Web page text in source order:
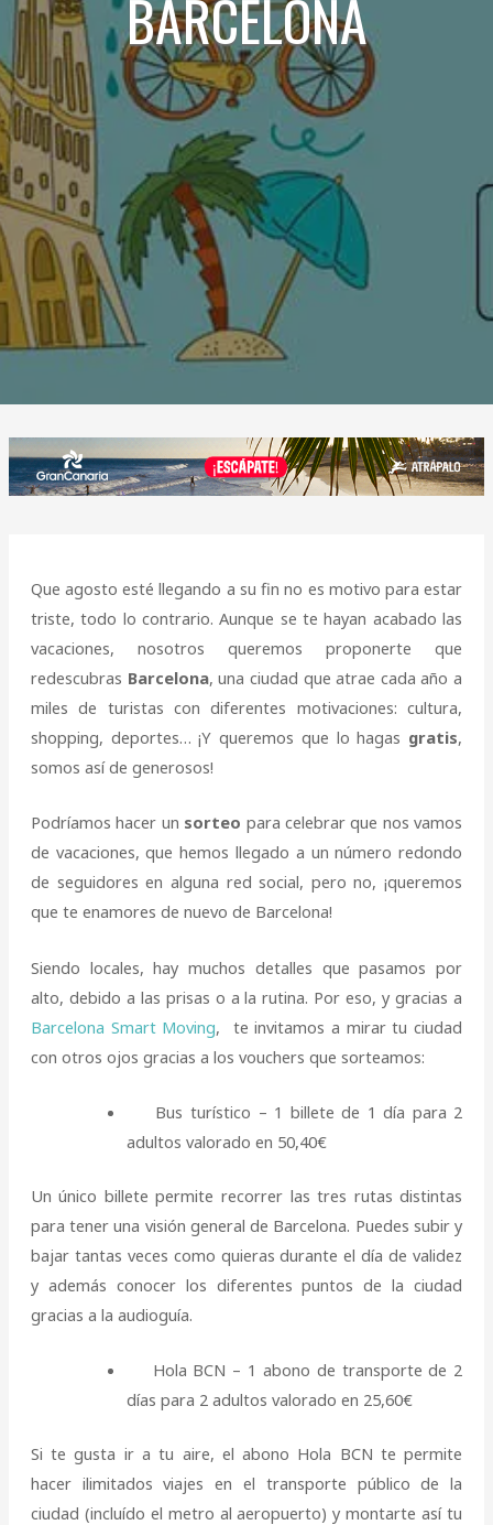
BARCELONA
Que agosto esté llegando a su fin no es motivo para estar
triste, todo lo contrario. Aunque se te hayan acabado las
vacaciones, nosotros queremos proponerte que
redescubras Barcelona, una ciudad que atrae cada año a
miles de turistas con diferentes motivaciones: cultura,
shopping, deportes… ¡Y queremos que lo hagas gratis,
somos así de generosos!
Podríamos hacer un sorteo para celebrar que nos vamos
de vacaciones, que hemos llegado a un número redondo
de seguidores en alguna red social, pero no, ¡queremos
que te enamores de nuevo de Barcelona!
Siendo locales, hay muchos detalles que pasamos por
alto, debido a las prisas o a la rutina. Por eso, y gracias a
Barcelona Smart Moving, te invitamos a mirar tu ciudad
con otros ojos gracias a los vouchers que sorteamos:
Bus turístico – 1 billete de 1 día para 2
adultos valorado en 50,40€
Un único billete permite recorrer las tres rutas distintas
para tener una visión general de Barcelona. Puedes subir y
bajar tantas veces como quieras durante el día de validez
y además conocer los diferentes puntos de la ciudad
gracias a la audioguía.
Hola BCN – 1 abono de transporte de 2
días para 2 adultos valorado en 25,60€
Si te gusta ir a tu aire, el abono Hola BCN te permite
hacer ilimitados viajes en el transporte público de la
ciudad (incluído el metro al aeropuerto) y montarte así tu